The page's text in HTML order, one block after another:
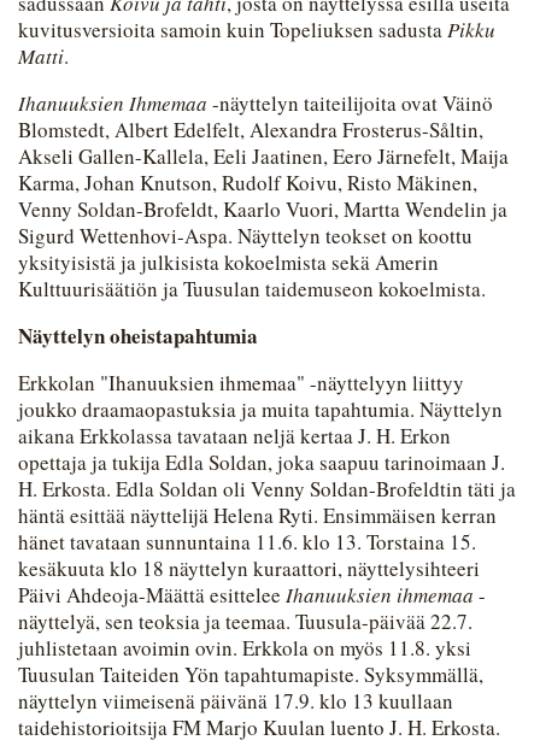
kuvitusversioita samoin kuin Topeliuksen sadustaPikku
Matti.
Ihanuuksien Ihmemaa -näyttelyn taiteilijoita ovat Väinö
Blomstedt, Albert Edelfelt, Alexandra Frosterus-Såltin,
Akseli Gallen-Kallela, Eeli Jaatinen, Eero Järnefelt, Maija
Karma, Johan Knutson, Rudolf Koivu, Risto Mäkinen,
Venny Soldan-Brofeldt, Kaarlo Vuori, Martta Wendelin ja
Sigurd Wettenhovi-Aspa. Näyttelyn teokset on koottu
yksityisistä ja julkisista kokoelmista sekä Amerin
Kulttuurisäätiön ja Tuusulan taidemuseon kokoelmista.
Näyttelyn oheistapahtumia
Erkkolan "Ihanuuksien ihmemaa" -näyttelyyn liittyy
joukko draamaopastuksia ja muita tapahtumia. Näyttelyn
aikana Erkkolassa tavataan neljä kertaa J. H. Erkon
opettaja ja tukija Edla Soldan, joka saapuu tarinoimaan J.
H. Erkosta. Edla Soldan oli Venny Soldan-Brofeldtin täti ja
häntä esittää näyttelijä Helena Ryti. Ensimmäisen kerran
hänet tavataan sunnuntaina 11.6. klo 13. Torstaina 15.
kesäkuuta klo 18 näyttelyn kuraattori, näyttelysihteeri
Päivi Ahdeoja-Määttä esittelee Ihanuuksien ihmemaa -
näyttelyä, sen teoksia ja teemaa. Tuusula-päivää 22.7.
juhlistetaan avoimin ovin. Erkkola on myös 11.8. yksi
Tuusulan Taiteiden Yön tapahtumapiste. Syksymmällä,
näyttelyn viimeisenä päivänä 17.9. klo 13 kuullaan
taidehistorioitsija FM Marjo Kuulan luento J. H. Erkosta.